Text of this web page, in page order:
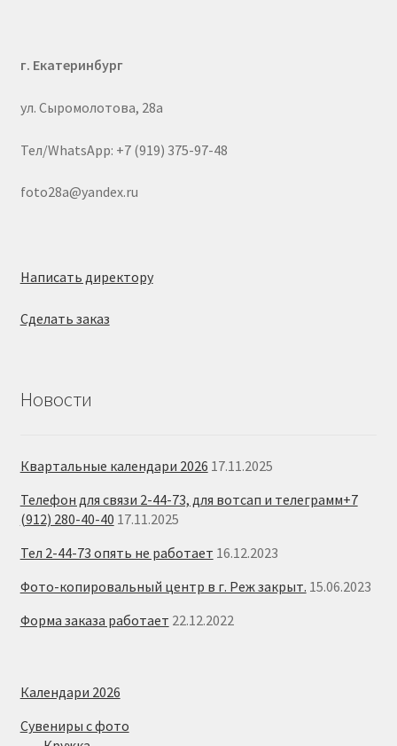
г. Екатеринбург
ул. Сыромолотова, 28а
Тел/WhatsApp: +7 (919) 375-97-48
foto28a@yandex.ru
Написать директору
Сделать заказ
Новости
Квартальные календари 2026 17.11.2025
Телефон для связи 2-44-73, для вотсап и телеграмм+7
(912) 280-40-40 17.11.2025
Тел 2-44-73 опять не работает 16.12.2023
Фото-копировальный центр в г. Реж закрыт. 15.06.2023
Форма заказа работает 22.12.2022
Календари 2026
Сувениры с фото